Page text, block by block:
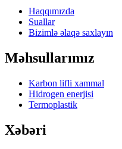
Haqqımızda
Suallar
Bizimlə əlaqə saxlayın
Məhsullarımız
Karbon lifli xammal
Hidrogen enerjisi
Termoplastik
Xəbəri